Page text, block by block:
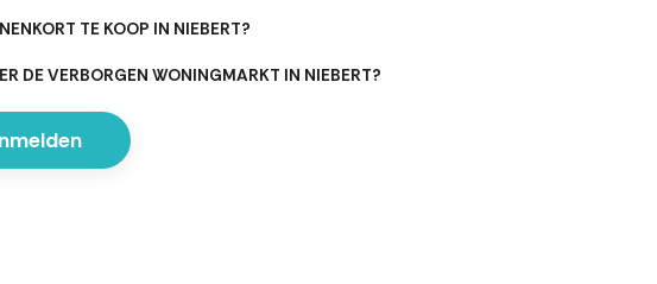
TE KOOP IN NIEBERT?
DE VERBORGEN WONINGMARKT IN NIEBERT?